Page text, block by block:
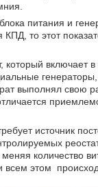
питания и
то этот
включает
генераторы,
выполнял свою
источник
количество
этом